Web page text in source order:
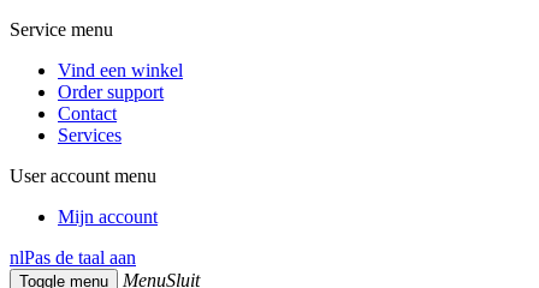
Service menu
Vind een winkel
Order support
Contact
Services
User account menu
Mijn account
nlPas de taal aan
Toggle menu MenuSluit